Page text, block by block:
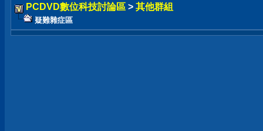
PCDVD數位科技討論區 > 其他群組
疑難雜症區